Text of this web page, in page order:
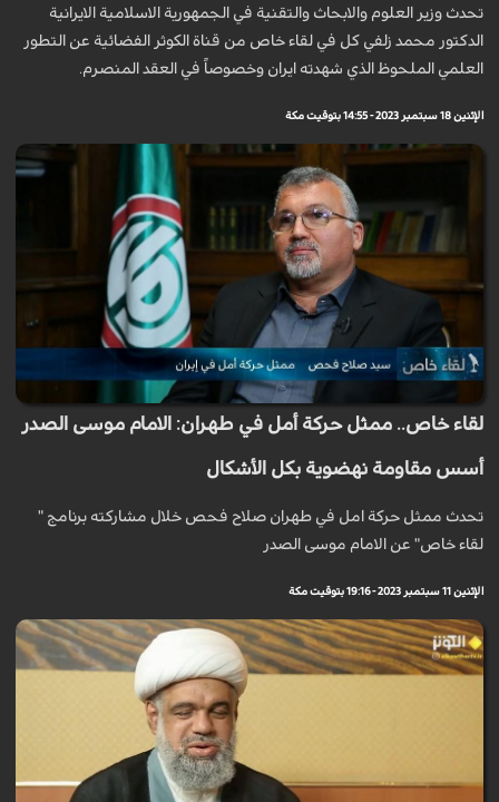
تحدث وزير العلوم والابحاث والتقنية في الجمهورية الاسلامية الايرانية
الدكتور محمد زلفي كل في لقاء خاص من قناة الكوثر الفضائية عن التطور
العلمي الملحوظ الذي شهدته ايران وخصوصاً في العقد المنصرم.
الإثنين 18 سبتمبر 2023 - 14:55 بتوقيت مكة
لقاء خاص.. ممثل حركة أمل في طهران: الامام موسى الصدر
أسس مقاومة نهضوية بكل الأشكال
تحدث ممثل حركة امل في طهران صلاح فحص خلال مشاركته برنامج "
لقاء خاص" عن الامام موسى الصدر
الإثنين 11 سبتمبر 2023 - 19:16 بتوقيت مكة